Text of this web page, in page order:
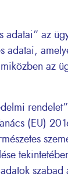
az
adatai,
az
rendelet”
(EU)
szabad